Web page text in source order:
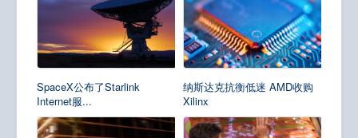
SpaceX公布了Starlink
Internet服...
纳斯达克抗衡低迷 AMD收购
Xilinx